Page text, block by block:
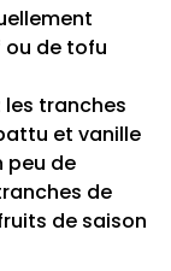
ou de tofu
les tranches
et vanille
peu de
de
de saison